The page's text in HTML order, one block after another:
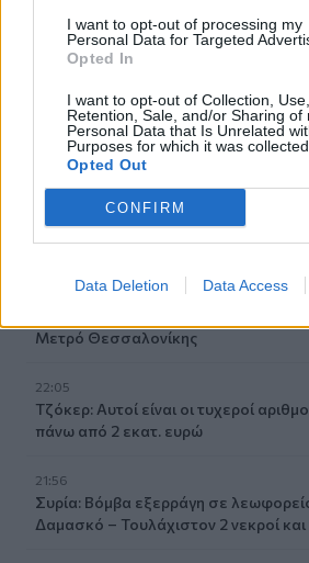
I want to opt-out of processing my
Personal Data for Targeted
Opted In
I want to opt-out of Collection, Use,
Retention, Sale, and/or Sharing of
Personal Data that Is Unrelated
Purposes for which it was collected.
Opted Out
CONFIRM
Data Deletion Data Access
κατηγορούμενη για εμπρησμό
Αυτές είναι οι πιο επικίνδυνες
πυρκαγιές
Χρήστος Δάντης: «Δεν περίμενα την
μετά και συνάδελφοι προσπαθούν να
έγραψα αυτό το τραγούδι»
Μετρό Θεσσαλονίκης
22:05
Τζόκερ: Αυτοί είναι οι τυχεροί
πάνω από 2 εκατ. ευρώ
21:56
Συρία: Βόμβα εξερράγη σε
Δαμασκό – Τουλάχιστον 2 νεκροί και